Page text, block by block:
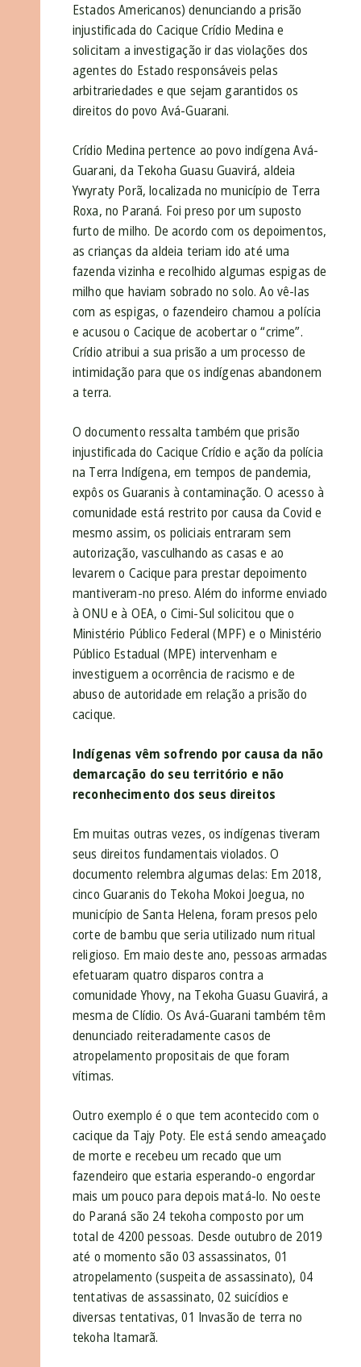
Estados Americanos) denunciando a prisão
injustificada do Cacique Crídio Medina e
solicitam a investigação ir das violações dos
agentes do Estado responsáveis pelas
arbitrariedades e que sejam garantidos os
direitos do povo Avá-Guarani.
Crídio Medina pertence ao povo indígena Avá-
Guarani, da Tekoha Guasu Guavirá, aldeia
Ywyraty Porã, localizada no município de Terra
Roxa, no Paraná. Foi preso por um suposto
furto de milho. De acordo com os depoimentos,
as crianças da aldeia teriam ido até uma
fazenda vizinha e recolhido algumas espigas de
milho que haviam sobrado no solo. Ao vê-las
com as espigas, o fazendeiro chamou a polícia
e acusou o Cacique de acobertar o “crime”.
Crídio atribui a sua prisão a um processo de
intimidação para que os indígenas abandonem
a terra.
O documento ressalta também que prisão
injustificada do Cacique Crídio e ação da polícia
na Terra Indígena, em tempos de pandemia,
expôs os Guaranis à contaminação. O acesso à
comunidade está restrito por causa da Covid e
mesmo assim, os policiais entraram sem
autorização, vasculhando as casas e ao
levarem o Cacique para prestar depoimento
mantiveram-no preso. Além do informe enviado
à ONU e à OEA, o Cimi-Sul solicitou que o
Ministério Público Federal (MPF) e o Ministério
Público Estadual (MPE) intervenham e
investiguem a ocorrência de racismo e de
abuso de autoridade em relação a prisão do
cacique.
Indígenas vêm sofrendo por causa da não
demarcação do seu território e não
reconhecimento dos seus direitos
Em muitas outras vezes, os indígenas tiveram
seus direitos fundamentais violados. O
documento relembra algumas delas: Em 2018,
cinco Guaranis do Tekoha Mokoi Joegua, no
município de Santa Helena, foram presos pelo
corte de bambu que seria utilizado num ritual
religioso. Em maio deste ano, pessoas armadas
efetuaram quatro disparos contra a
comunidade Yhovy, na Tekoha Guasu Guavirá, a
mesma de Clídio. Os Avá-Guarani também têm
denunciado reiteradamente casos de
atropelamento propositais de que foram
vítimas.
Outro exemplo é o que tem acontecido com o
cacique da Tajy Poty. Ele está sendo ameaçado
de morte e recebeu um recado que um
fazendeiro que estaria esperando-o engordar
mais um pouco para depois matá-lo. No oeste
do Paraná são 24 tekoha composto por um
total de 4200 pessoas. Desde outubro de 2019
até o momento são 03 assassinatos, 01
atropelamento (suspeita de assassinato), 04
tentativas de assassinato, 02 suicídios e
diversas tentativas, 01 Invasão de terra no
tekoha Itamarã.